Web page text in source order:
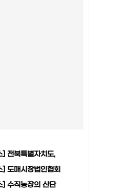
] 전북특별자치도,
] 도매시장법인협회
] 수직농장의 산단